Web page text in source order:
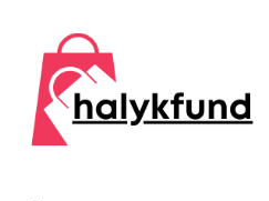
Перейти
навигации
Перейти
содержимому